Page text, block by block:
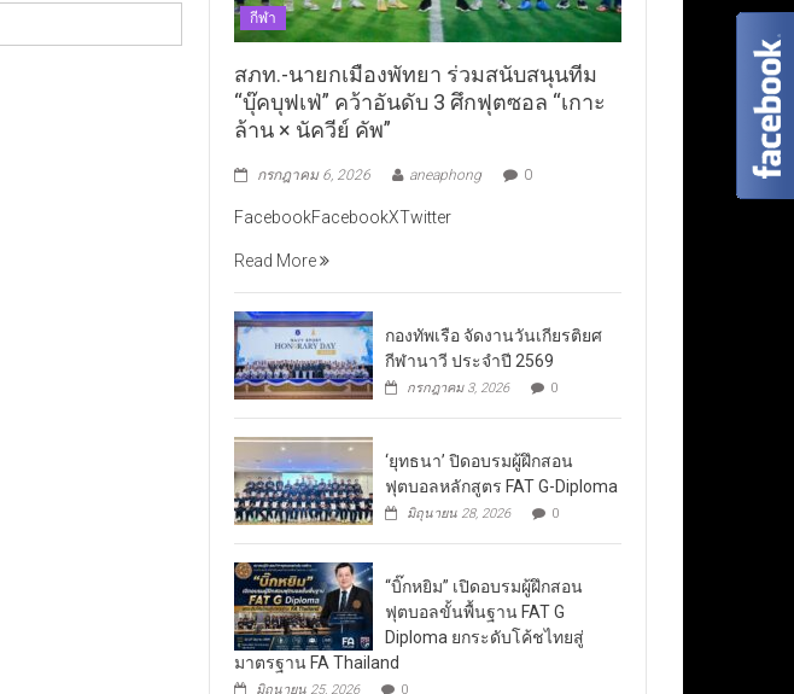
กีฬา
สภท.-นายกเมืองพัทยา ร่วมสนับสนุนทีม
“บุ๊คบุฟเฟ่” คว้าอันดับ 3 ศึกฟุตซอล “เกาะ
ล้าน × นัควีย์ คัพ”
กรกฎาคม 6, 2026 aneaphong 0
FacebookFacebookXTwitter
Read More
กองทัพเรือ จัดงานวันเกียรติยศ
กีฬานาวี ประจำปี 2569
กรกฎาคม 3, 2026 0
‘ยุทธนา’ ปิดอบรมผู้ฝึกสอน
ฟุตบอลหลักสูตร FAT G-Diploma
มิถุนายน 28, 2026 0
“บิ๊กหยิม” เปิดอบรมผู้ฝึกสอน
ฟุตบอลขั้นพื้นฐาน FAT G
Diploma ยกระดับโค้ชไทยสู่
มาตรฐาน FA Thailand
มิถุนายน 25, 2026 0